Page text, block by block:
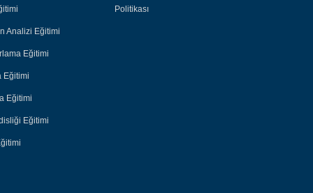
Analizi Eğitimi
Eğitimi
Eğitimi
Eğitimi
Eğitimi
Politikası